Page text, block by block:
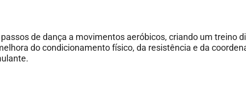
de dança a movimentos aeróbicos, criando um treino
do condicionamento físico, da resistência e da